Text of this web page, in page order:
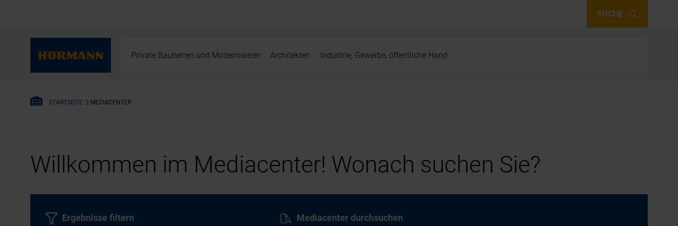
SUCHE
Private Bauherren und Modernisierer Architekten Industrie, Gewerbe, öffentliche Hand
STARTSEITE MEDIACENTER
Willkommen im Mediacenter! Wonach suchen Sie?
Mediacenter durchsuchen
Ergebnisse filtern